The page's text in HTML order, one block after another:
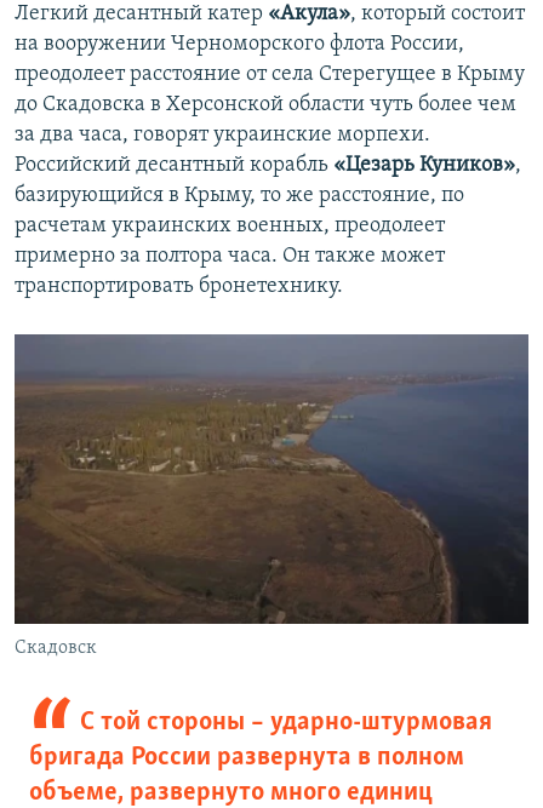
Легкий десантный катер «Акула», который состоит
на вооружении Черноморского флота России,
преодолеет расстояние от села Стерегущее в Крыму
до Скадовска в Херсонской области чуть более чем
за два часа, говорят украинские морпехи.
Российский десантный корабль «Цезарь Куников»,
базирующийся в Крыму, то же расстояние, по
расчетам украинских военных, преодолеет
примерно за полтора часа. Он также может
транспортировать бронетехнику.
Скадовск
С той стороны – ударно-штурмовая
бригада России развернута в полном
объеме, развернуто много единиц